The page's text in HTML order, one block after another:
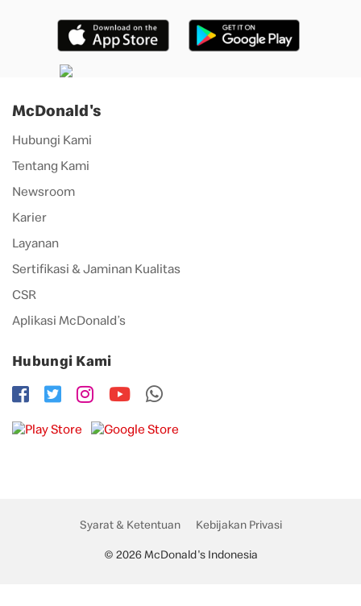
McDonald's
Hubungi Kami
Tentang Kami
Newsroom
Karier
Layanan
Sertifikasi & Jaminan Kualitas
CSR
Aplikasi McDonald’s
Hubungi Kami
Syarat & Ketentuan Kebijakan Privasi
© 2026 McDonald's Indonesia